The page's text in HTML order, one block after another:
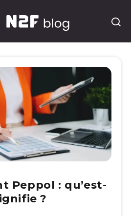
Peppol : qu’est-
?